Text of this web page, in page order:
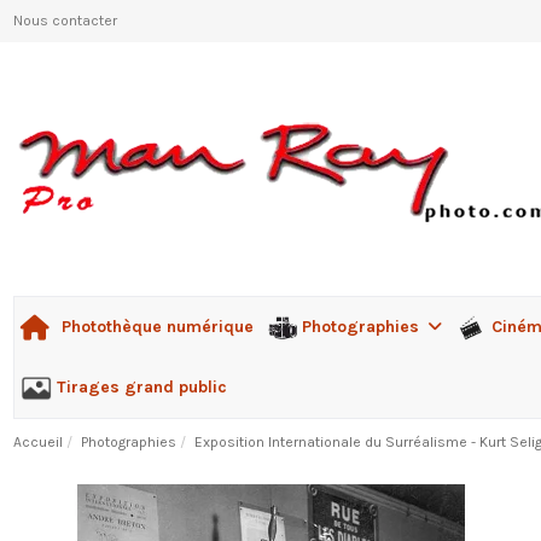
Nous contacter
Photothèque numérique Photographies
Tirages grand public
Accueil Photographies Exposition Internationale du Surréalisme - Kurt